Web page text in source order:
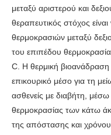
μεταξύ αριστερού και
θεραπευτικός στόχος
θερμοκρασιών μεταξύ
του επιπέδου
C. Η θερμική βιοανάδραση
επικουρικό μέσο για τη
ασθενείς με διαβήτη,
θερμοκρασίας των κάτω
της απόστασης και